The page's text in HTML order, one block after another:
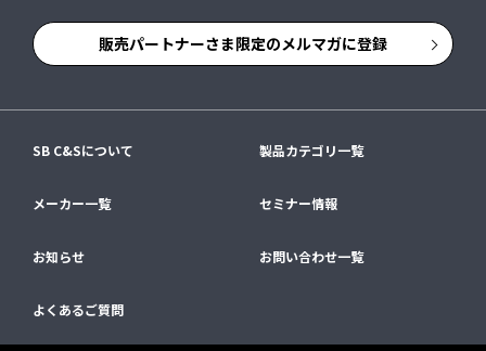
販売パートナーさま限定のメルマガに登録
SB C&Sについて 製品カテゴリ一覧
メーカー一覧 セミナー情報
お知らせ お問い合わせ一覧
よくあるご質問